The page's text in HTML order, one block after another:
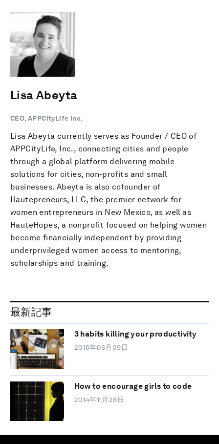
Lisa Abeyta
CEO, APPCityLife Inc.
Lisa Abeyta currently serves as Founder / CEO of
APPCityLife, Inc., connecting cities and people
through a global platform delivering mobile
solutions for cities, non-profits and small
businesses. Abeyta is also cofounder of
Hautepreneurs, LLC, the premier network for
women entrepreneurs in New Mexico, as well as
HauteHopes, a nonprofit focused on helping women
become financially independent by providing
underprivileged women access to mentoring,
scholarships and training.
最新記事
3 habits killing your productivity
2015年03月09日
How to encourage girls to code
2014年11月28日